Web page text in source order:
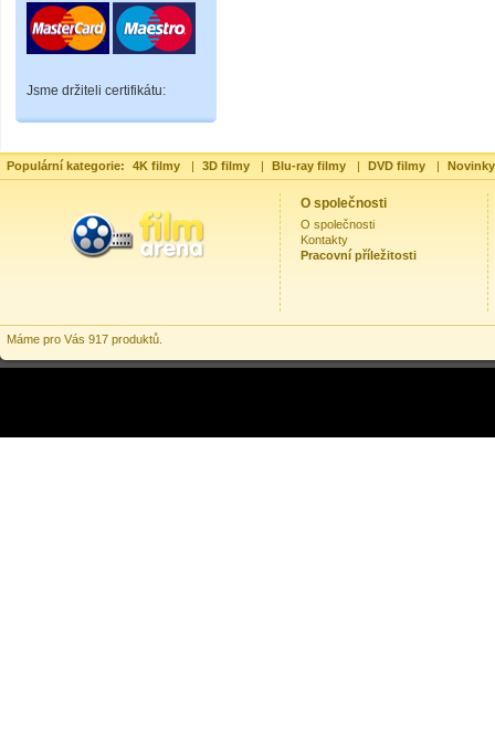
Jsme držiteli certifikátu:
Populární kategorie: 4K filmy | 3D filmy | Blu-ray filmy | DVD filmy |
O společnosti
O společnosti
Kontakty
Pracovní příležitosti
Máme pro Vás 917 produktů.